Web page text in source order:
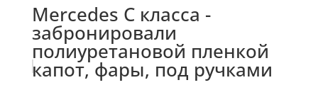
Mercedes С класса -
забронировали
полиуретановой пленкой
капот, фары, под ручками